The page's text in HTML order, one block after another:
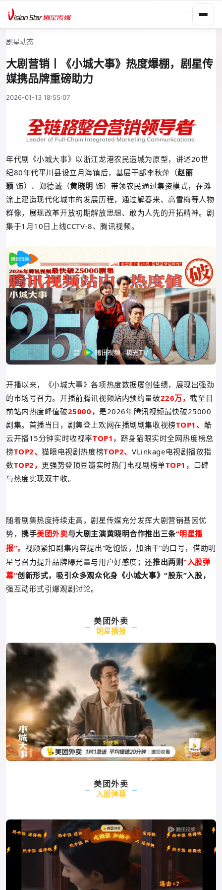
剧星动态
大剧营销丨《小城大事》热度爆棚，剧星传
媒携品牌重磅助力
2026-01-13 18:55:07
年代剧 《小城大事》 以浙江龙港农民造城为原型，讲述20世
纪80年代平川县设立月海镇后，基层干部李秋萍（赵丽
颖 饰）、郑德诚（黄晓明 饰）带领农民通过集资模式，在滩
涂上建造现代化城市的发展历程，通过解春来、高雪梅等人物
群像，展现改革开放初期解放思想、敢为人先的开拓精神。剧
集于1月10日上线CCTV-8、腾讯视频。
开播以来，《小城大事》各项热度数据屡创佳绩， 展现出强劲
的市场号召力。开播前腾讯视频站内预约量破226万，截至目
前站内热度峰值破25000，是2026年腾讯视频最快破25000
剧集。首播当日，剧集登上欢网在播剧剧集收视榜TOP1、 酷
云开播15分钟实时收视率TOP1， 跻身猫眼实时全网热度榜总
榜TOP2、猫眼电视剧热度榜TOP2、 VLinkage电视剧播放指
数TOP2， 更强势登顶豆瓣实时热门电视剧榜单TOP1， 口碑
与热度实现双丰收。
随着剧集热度持续走高，剧星传媒充分发挥大剧营销基因优
势，携手美团外卖与大剧主演黄晓明合作推出三条“明星播
报”。 视频紧扣剧集内容提出“吃饱饭，加油干”的口号，借助明
星号召力提升品牌曝光量与用户好感度；还推出两则“入股弹
幕”创新形式， 吸引众多观众化身《小城大事》“股东”入股，
强互动形式引爆观剧讨论。
美团外卖
明星播报
美团外卖
入股弹幕